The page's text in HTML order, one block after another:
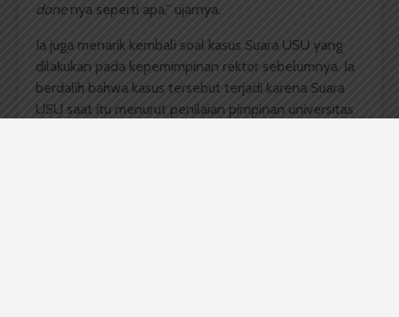
donenya seperti apa,” ujarnya.
Ia juga menarik kembali soal kasus Suara USU yang
dilakukan pada kepemimpinan rektor sebelumnya. Ia
berdalih bahwa kasus tersebut terjadi karena Suara
USU saat itu menurut penilaian pimpinan universitas